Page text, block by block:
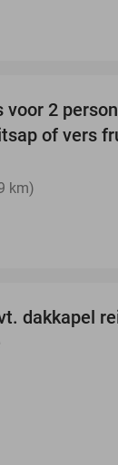
voor 2
of vers
km)
dakkapel